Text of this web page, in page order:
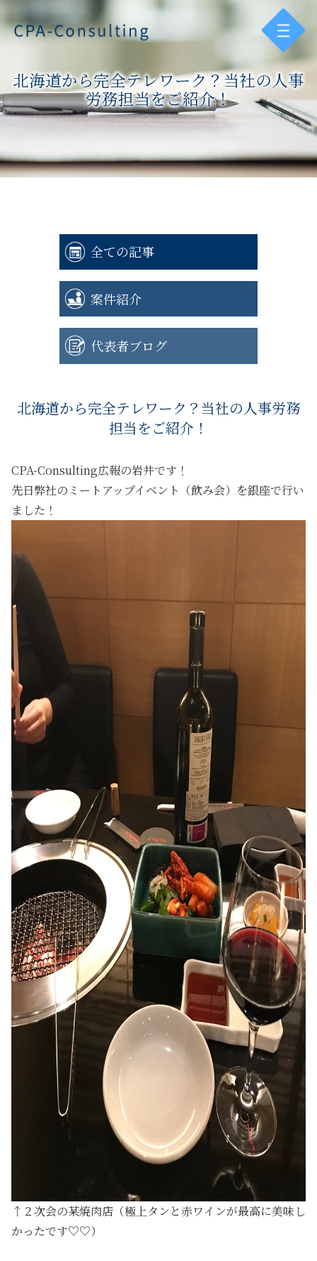
北海道から完全テレワーク？当社の人事
労務担当をご紹介！
全ての記事
案件紹介
代表者ブログ
北海道から完全テレワーク？当社の人事労務
担当をご紹介！
CPA-Consulting広報の岩井です！
先日弊社のミートアップイベント（飲み会）を銀座で行い
ました！
↑２次会の某焼肉店（極上タンと赤ワインが最高に美味し
かったです♡♡）